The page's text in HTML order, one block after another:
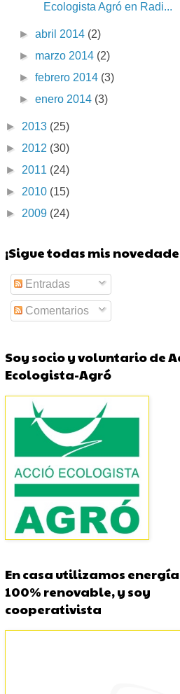
Ecologista Agró en Radi...
►abril 2014 (2)
► marzo 2014 (2)
►febrero 2014 (3)
►enero 2014 (3)
► 2013 (25)
► 2012 (30)
► 2011 (24)
► 2010 (15)
► 2009 (24)
¡Sigue todas mis
Entradas
Comentarios
Soy socio y voluntario de
Ecologista-Agró
En casa utilizamos energía
100% renovable, y soy
cooperativista